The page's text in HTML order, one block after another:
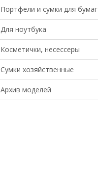
Портфели и сумки для бумаг
Для ноутбука
Косметички, несессеры
Сумки хозяйственные
Архив моделей